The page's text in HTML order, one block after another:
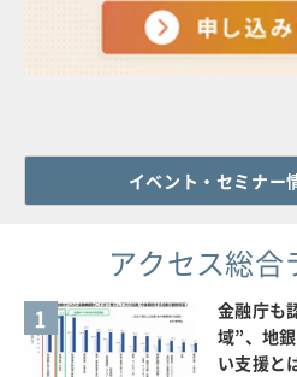
イベント・セミナー
アクセス総合
1
金融庁も
域”、地
い支援と